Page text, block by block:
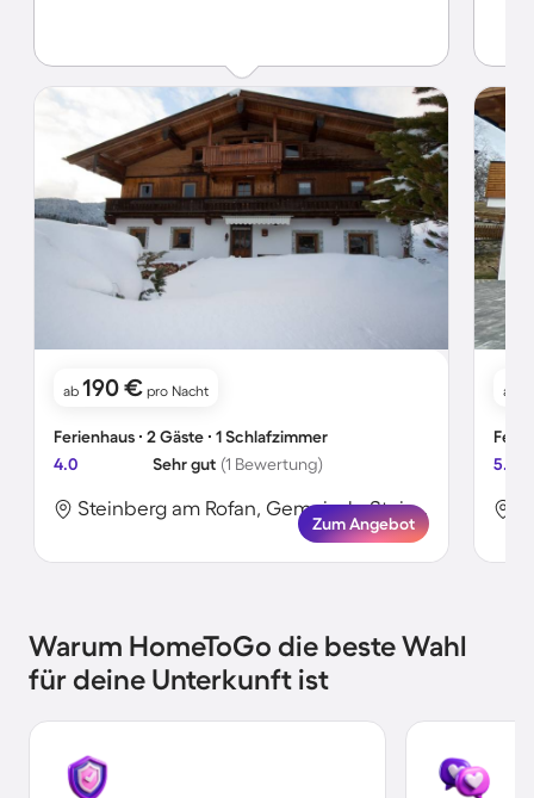
ab 190 € pro Nacht
Ferienhaus ∙ 2 Gäste ∙ 1 Schlafzimmer
4.0
Sehr gut (1 Bewertung)
Steinberg am Rofan, Gemeinde Steinberg am Rofan, Österreich
Zum Angebot
ab
5.0
Warum HomeToGo die beste Wahl
für deine Unterkunft ist